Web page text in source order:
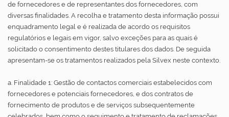
de fornecedores e de representantes dos fornecedores, com
diversas finalidades. A recolha e tratamento desta informação possui
enquadramento legal e é realizada de acordo os requisitos
regulatórios e legais em vigor, salvo exceções para as quais é
solicitado o consentimento destes titulares dos dados. De seguida
apresentam-se os tratamentos realizados pela Silvex neste contexto.
a. Finalidade 1: Gestão de contactos comerciais estabelecidos com
fornecedores e potenciais fornecedores, e dos contratos de
fornecimento de produtos e de serviços subsequentemente